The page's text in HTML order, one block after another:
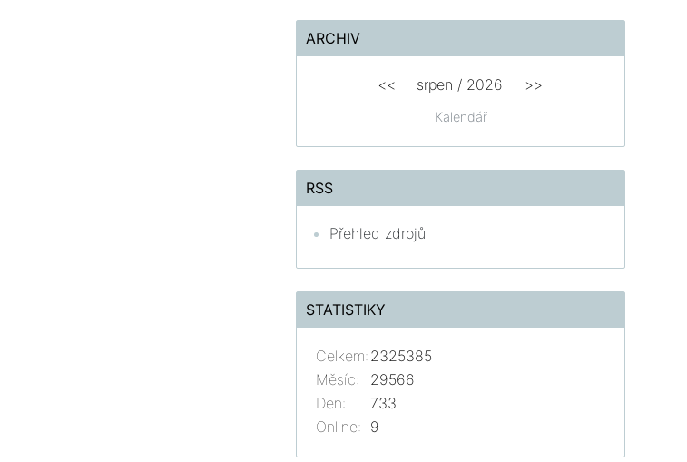
ARCHIV
Kalendář
<< srpen / 2026 >>
RSS
Přehled zdrojů
STATISTIKY
Online: 9
Celkem: 2325385
Měsíc:
29566
Den:
733